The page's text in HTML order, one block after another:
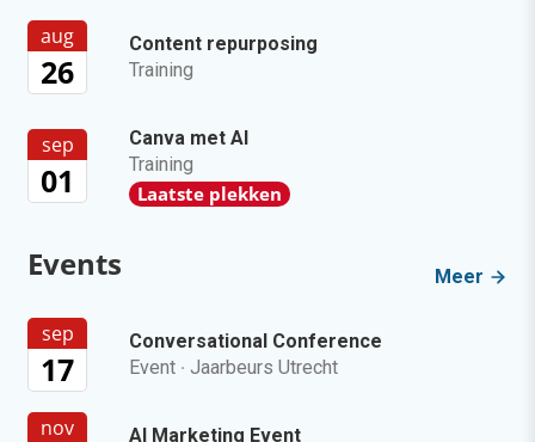
aug
26
Content repurposing
Training
sep
01
Canva met AI
Training
Laatste plekken
Events Meer
sep
17
Conversational Conference
Event · Jaarbeurs Utrecht
nov
AI Marketing Event